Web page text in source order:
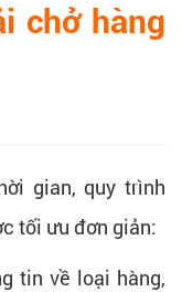
chở hàng
gian, quy trình
tối ưu đơn giản:
tin về loại hàng,